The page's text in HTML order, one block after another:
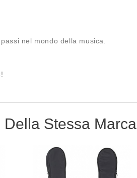
nel mondo della musica.
Stessa Marca